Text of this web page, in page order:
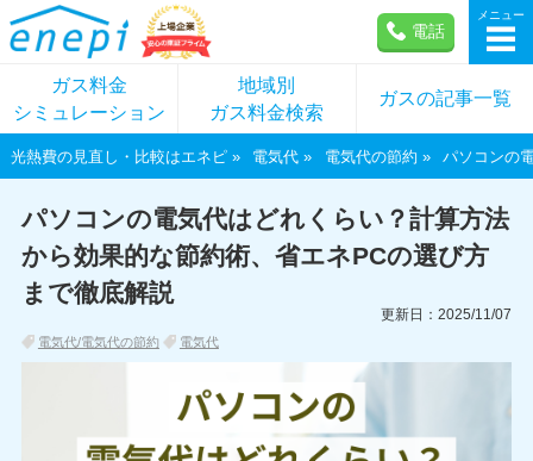
電話
メニュー
ガス料金
シミュレーション
地域別
ガス料金検索
ガスの記事一覧
光熱費の見直し・比較はエネピ 電気代 電気代の節約 パソコンの
パソコンの電気代はどれくらい？計算方法
から効果的な節約術、省エネPCの選び方
まで徹底解説
電気代/電気代の節約 電気代
更新日：2025/11/07